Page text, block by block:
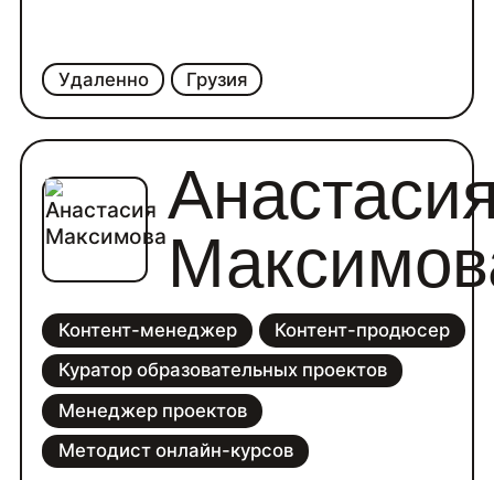
Удаленно Грузия
Контент-менеджер
Контент-продюсер
Куратор образовательных проектов
Менеджер проектов
Методист онлайн-курсов